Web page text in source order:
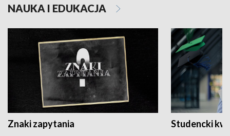
NAUKA I EDUKACJA
Znaki zapytania Studencki